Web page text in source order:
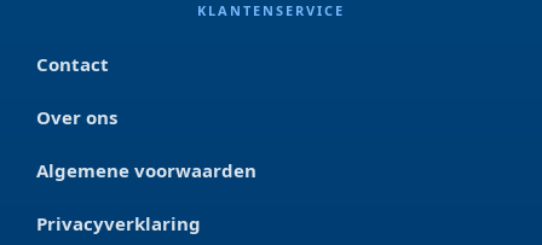
KLANTENSERVICE
Contact
Over ons
Algemene voorwaarden
Privacyverklaring